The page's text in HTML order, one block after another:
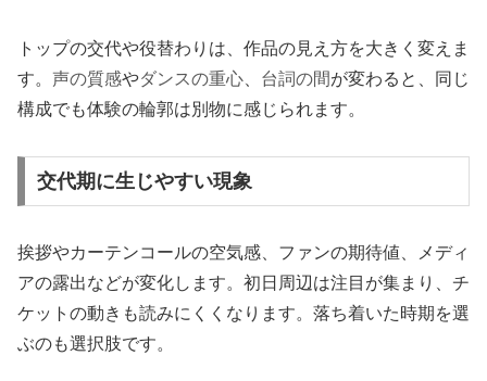
トップの交代や役替わりは、作品の見え方を大きく変えま
す。 声の質感やダンスの重心 台詞の間が変わると、同じ
構成でも体験の輪郭は別物に感じられます。
交代期に生じやすい現象
挨拶やカーテンコールの空気感、ファンの期待値、メディ
アの露出などが変化します。初日周辺は注目が集まり、チ
ケットの動きも読みにくくなります。落ち着いた時期を選
ぶのも選択肢です。